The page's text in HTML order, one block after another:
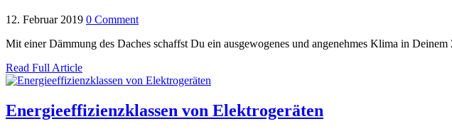
12. Februar 2019 0 Comment
Mit einer Dämmung des Daches schaffst Du ein ausgewogenes und angenehmes Klima in
Read Full Article
Energieeffizienzklassen von Elektrogeräten